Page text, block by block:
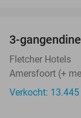
3-
Fletcher Hotels
Amersfoort (+
Verkocht: 13.445